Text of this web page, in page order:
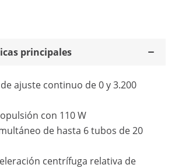
principales
ajuste continuo de 0 y 3.200
con 110 W
de hasta 6 tubos de 20
centrífuga relativa de